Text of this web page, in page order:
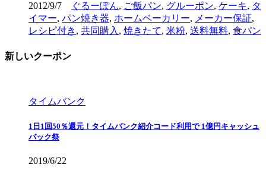
2012/9/7 ぐるーぽん, ご飯パン, グルーポン, ケーキ, タ
イマー, パン焼き器, ホームベーカリー, メーカー保証,
レシピ付き , 共同購入 , 焼きたて, 米粉, 送料無料, 食パン
新しいクーポン
タイムバンク
1日1回50％還元！タイムバンク紹介コード利用で 1億円キャッシュ
バック祭
2019/6/22